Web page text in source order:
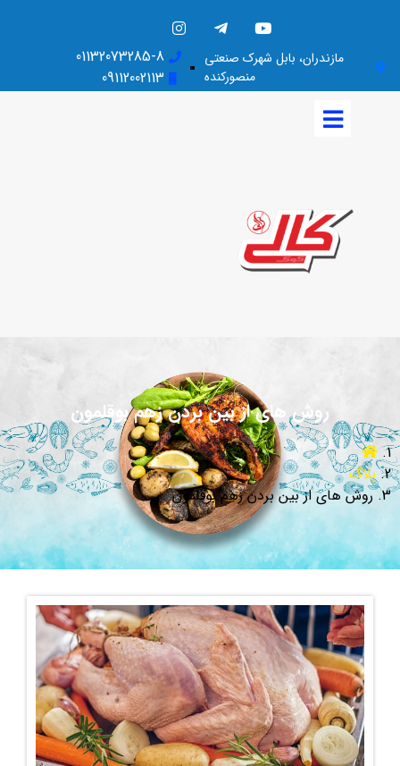
مازندران، بابل شهرک صنعتی
منصورکنده
01132073285-8
09112002113
روش های از بین بردن زهم بوقلمون
بلاگ
روش های از بین بردن زهم بوقلمون